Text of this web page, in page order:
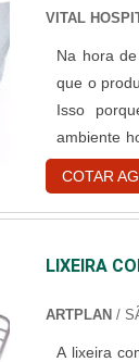
VITAL
Na hora
que o
Isso
ambiente
curativos
limpeza de
COTAR
LIXEIRA
ARTPLAN/
A lixeira